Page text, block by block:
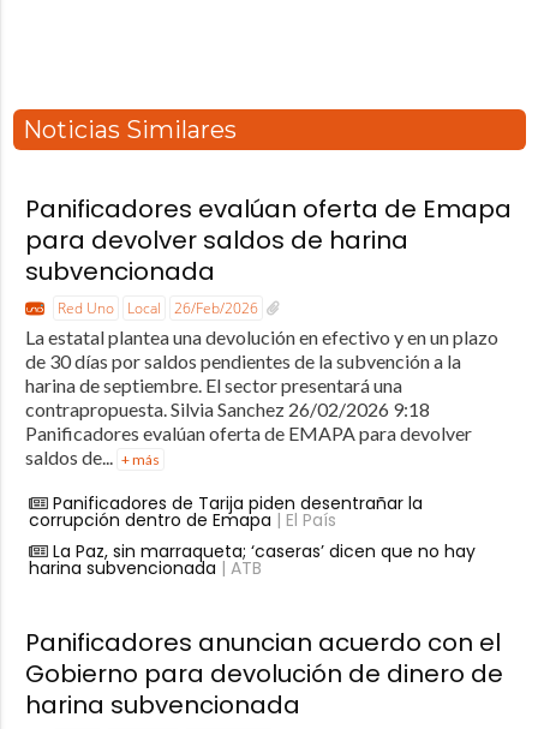
Noticias Similares
Panificadores evalúan oferta de Emapa
para devolver saldos de harina
subvencionada
Red Uno Local 26/Feb/2026
La estatal plantea una devolución en efectivo y en un plazo
de 30 días por saldos pendientes de la subvención a la
harina de septiembre. El sector presentará una
contrapropuesta. Silvia Sanchez 26/02/2026 9:18
Panificadores evalúan oferta de EMAPA para devolver
saldos de... + más
Panificadores de Tarija piden desentrañar la
corrupción dentro de Emapa | El País
La Paz, sin marraqueta; ‘caseras’ dicen que no hay
harina subvencionada | ATB
Panificadores anuncian acuerdo con el
Gobierno para devolución de dinero de
harina subvencionada